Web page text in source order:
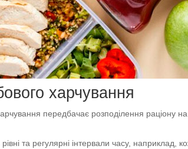
харчування
передбачає розподілення раціону
та регулярні інтервали часу, наприклад,